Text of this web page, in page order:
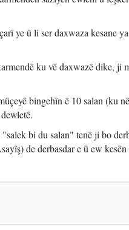
ye û li ser daxwaza kesane
ku vê daxwazê dike, ji
bingehîn ê 10 salan (ku
bi du salan" tenê ji bo
de derbasdar e û ew